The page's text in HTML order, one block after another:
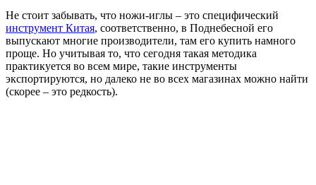
Не стоит забывать, что ножи-иглы – это специфический
инструмент Китая, соответственно, в Поднебесной его
выпускают многие производители, там его купить намного
проще. Но учитывая то, что сегодня такая методика
практикуется во всем мире, такие инструменты
экспортируются, но далеко не во всех магазинах можно найти
(скорее – это редкость).